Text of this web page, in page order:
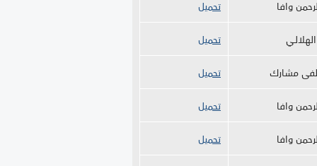
وافا
تحميل
تحميل
مشارك
تحميل
وافا
تحميل
وافا
تحميل